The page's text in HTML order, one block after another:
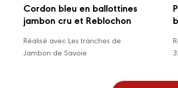
Cordon bleu en ballottines
jambon cru et Reblochon
Réalisé avec Les tranches de
Jambon de Savoie